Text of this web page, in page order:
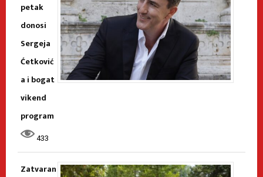
petak
donosi
Sergeja
Ćetković
a i bogat
vikend
program
433
Zatvaran